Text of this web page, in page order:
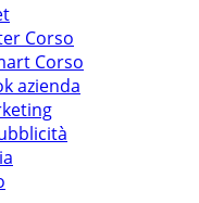
Corso
Corso
azienda